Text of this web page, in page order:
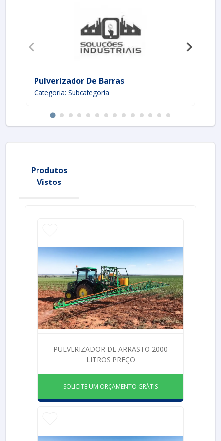
Pulverizador De Barras
Categoria: Subcategoria
Produtos
Vistos
PULVERIZADOR DE ARRASTO 2000
LITROS PREÇO
SOLICITE UM ORÇAMENTO GRÁTIS